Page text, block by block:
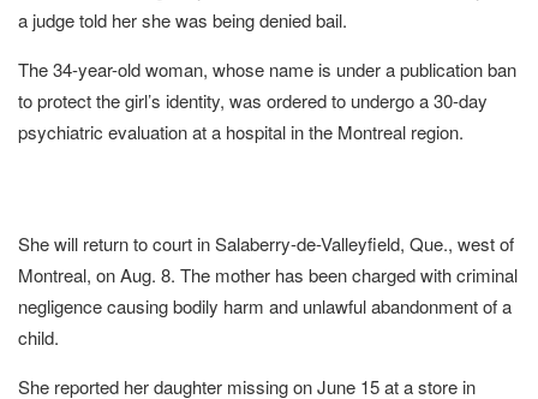
a judge told her she was being denied bail.
The 34-year-old woman, whose name is under a publication ban
to protect the girl’s identity, was ordered to undergo a 30-day
psychiatric evaluation at a hospital in the Montreal region.
She will return to court in Salaberry-de-Valleyfield, Que., west of
Montreal, on Aug. 8. The mother has been charged with criminal
negligence causing bodily harm and unlawful abandonment of a
child.
She reported her daughter missing on June 15 at a store in